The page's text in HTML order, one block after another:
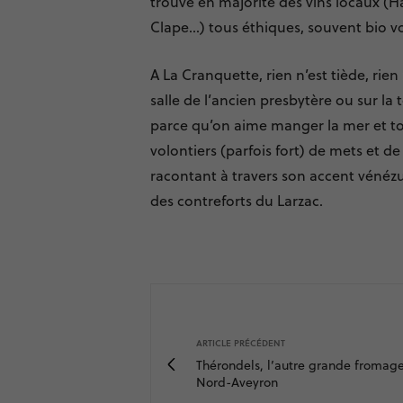
Clape…) tous éthiques, souvent bio
A La Cranquette, rien n’est tiède,
salle de l’ancien presbytère ou sur
parce qu’on aime manger la mer et
volontiers (parfois fort) de mets et de
racontant à travers son accent
des contreforts du Larzac.
ARTICLE PRÉCÉDENT
Thérondels, l’autre grande
Nord-Aveyron